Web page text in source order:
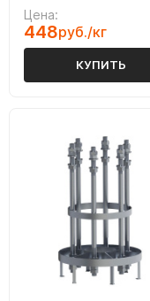
Цена:
448руб./кг
КУПИТЬ